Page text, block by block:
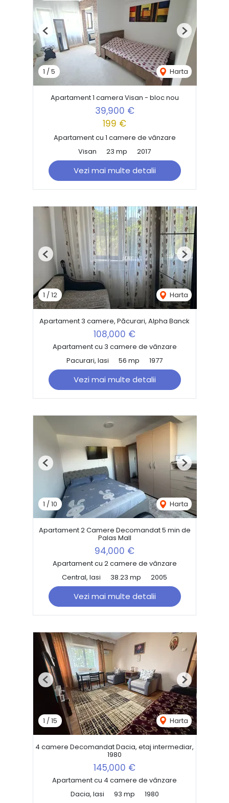
1 / 5 Harta
Previous Next
Apartament 1 camera Visan - bloc nou
39,900 €
199 €
Apartament cu 1 camere de vânzare
Visan
23 mp 2017
Vezi mai multe detalii
1 / 12 Harta
Previous Next
Apartament 3 camere, Păcurari, Alpha Banck
108,000 €
Apartament cu 3 camere de vânzare
Pacurari, Iasi
56 mp 1977
Vezi mai multe detalii
1 /10 Harta
Previous Next
Apartament 2 Camere Decomandat 5 min de
Palas Mall
94,000 €
Apartament cu 2 camere de vânzare
Central, Iasi
38.23 mp 2005
Vezi mai multe detalii
1 /15 Harta
Previous Next
4 camere Decomandat Dacia, etaj intermediar,
1980
145,000 €
Apartament cu 4 camere de vânzare
Dacia, Iasi
93 mp 1980